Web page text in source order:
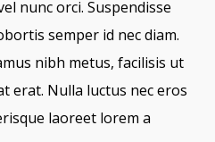
nunc orci. Suspendisse
semper id nec diam.
nibh metus, facilisis ut
erat. Nulla luctus nec eros
laoreet lorem a